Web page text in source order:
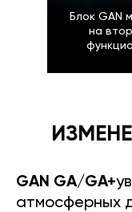
Блок GAN
на
GAN GA/GA+
атмосферных